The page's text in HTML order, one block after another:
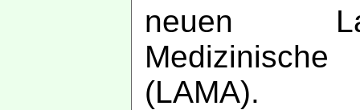
neuen
(LAMA).